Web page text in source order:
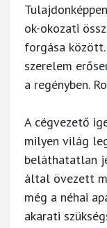
ok-okozati
forgása
szerelem
a regényben.
A cégvezető
milyen világ
beláthatatlan
által övezett
még a néhai
akarati